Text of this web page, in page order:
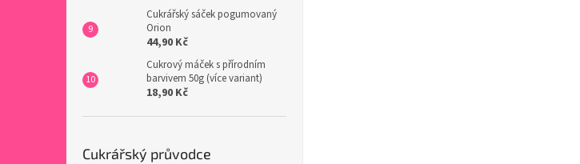
Cukrářský sáček pogumovaný
Orion
44,90 Kč
Cukrový máček s přírodním
barvivem 50g (více variant)
18,90 Kč
Cukrářský průvodce